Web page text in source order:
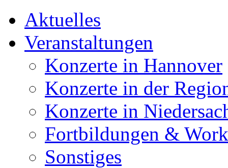
Aktuelles
Veranstaltungen
Konzerte in Hannover
Konzerte in der
Konzerte in
Fortbildungen &
Sonstiges